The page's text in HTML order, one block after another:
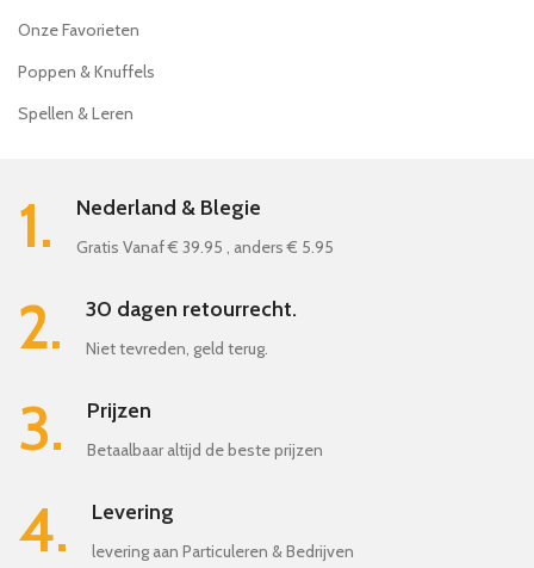
Onze Favorieten
Poppen & Knuffels
Spellen & Leren
1. Nederland & Blegie
Gratis Vanaf € 39.95 , anders € 5.95
2. 30 dagen retourrecht.
Niet tevreden, geld terug.
3. Prijzen
Betaalbaar altijd de beste prijzen
4. Levering
levering aan Particuleren & Bedrijven